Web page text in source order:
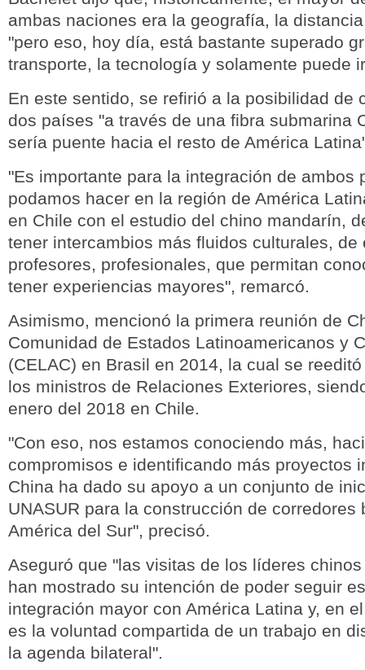
ambas naciones era la geografía, la
"pero eso, hoy día, está bastante superado
transporte, la tecnología y solamente puede
En este sentido, se refirió a la posibilidad de
dos países "a través de una fibra submarina
sería puente hacia el resto de América
"Es importante para la integración de ambos
podamos hacer en la región de América
en Chile con el estudio del chino mandarín,
tener intercambios más fluidos culturales, de
profesores, profesionales, que permitan
tener experiencias mayores", remarcó.
Asimismo, mencionó la primera reunión de
Comunidad de Estados Latinoamericanos y
(CELAC) en Brasil en 2014, la cual se
los ministros de Relaciones Exteriores,
enero del 2018 en Chile.
"Con eso, nos estamos conociendo más,
compromisos e identificando más proyectos
China ha dado su apoyo a un conjunto de
UNASUR para la construcción de corredores
América del Sur", precisó.
Aseguró que "las visitas de los líderes
han mostrado su intención de poder seguir
integración mayor con América Latina y, en
es la voluntad compartida de un trabajo en
la agenda bilateral".